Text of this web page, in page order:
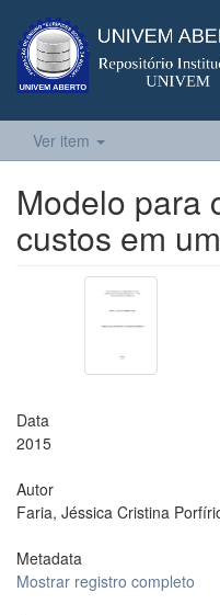
Ver item
Modelo para
custos em
Data
2015
Autor
Faria, Jéssica Cristina
Metadata
Mostrar registro completo